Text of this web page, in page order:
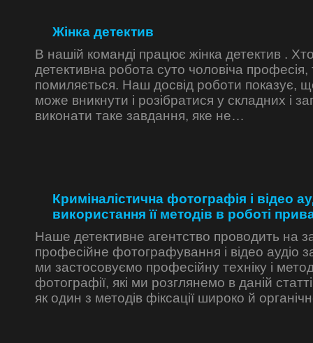
Жінка детектив
В нашій команді працює жінка детектив .
детективна робота суто чоловіча
помиляється. Наш досвід роботи показує,
може вникнути і розібратися у складних і
виконати таке завдання, яке не…
Криміналістична фотографія і відео
використання її методів в роботі
Наше детективне агентство проводить на
професійне фотографування і відео аудіо
ми застосовуємо професійну техніку і
фотографії, які ми розглянемо в даній
як один з методів фіксації широко й